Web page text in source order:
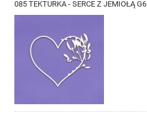
085 TEKTURKA - SERCE Z JEMIOŁĄ G6